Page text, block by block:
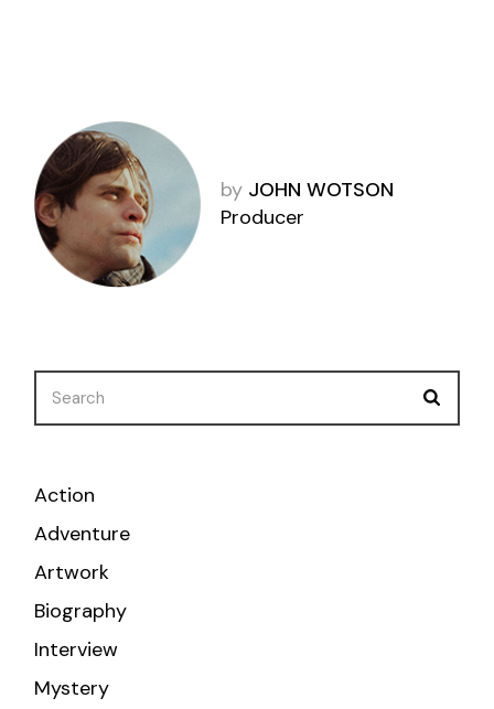
by JOHN WOTSON
Producer
Action
Adventure
Artwork
Biography
Interview
Mystery